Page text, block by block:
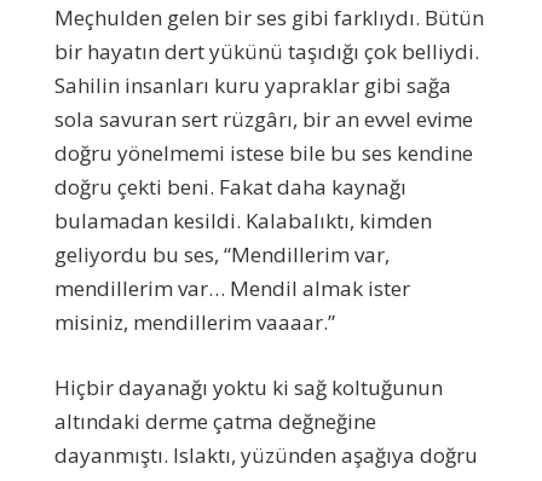
Meçhulden gelen bir ses gibi farklıydı. Bütün
bir hayatın dert yükünü taşıdığı çok belliydi.
Sahilin insanları kuru yapraklar gibi sağa
sola savuran sert rüzgârı, bir an evvel evime
doğru yönelmemi istese bile bu ses kendine
doğru çekti beni. Fakat daha kaynağı
bulamadan kesildi. Kalabalıktı, kimden
geliyordu bu ses, “Mendillerim var,
mendillerim var… Mendil almak ister
misiniz, mendillerim vaaaar.”
Hiçbir dayanağı yoktu ki sağ koltuğunun
altındaki derme çatma değneğine
dayanmıştı. Islaktı, yüzünden aşağıya doğru